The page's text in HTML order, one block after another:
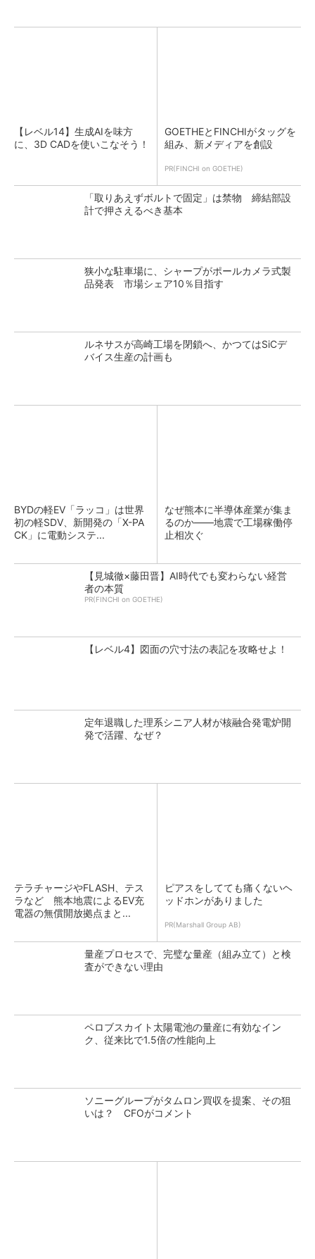
【レベル14】生成AIを味方
に、3D CADを使いこなそう！
GOETHEとFINCHIがタッグを
組み、新メディアを創設
PR(FINCHI on GOETHE)
「取りあえずボルトで固定」は禁物 締結部設
計で押さえるべき基本
狭小な駐車場に、シャープがポールカメラ式製
品発表 市場シェア10％目指す
ルネサスが高崎工場を閉鎖へ、かつてはSiCデ
バイス生産の計画も
BYDの軽EV「ラッコ」は世界
初の軽SDV、新開発の「X-PA
CK」に電動システ...
なぜ熊本に半導体産業が集ま
るのか――地震で工場稼働停
止相次ぐ
【見城徹×藤田晋】AI時代でも変わらない経営
者の本質
PR(FINCHI on GOETHE)
【レベル4】図面の穴寸法の表記を攻略せよ！
定年退職した理系シニア人材が核融合発電炉開
発で活躍、なぜ？
テラチャージやFLASH、テス
ラなど 熊本地震によるEV充
電器の無償開放拠点まと...
ピアスをしてても痛くないヘ
ッドホンがありました
PR(Marshall Group AB)
量産プロセスで、完璧な量産（組み立て）と検
査ができない理由
ペロブスカイト太陽電池の量産に有効なイン
ク、従来比で1.5倍の性能向上
ソニーグループがタムロン買収を提案、その狙
いは？ CFOがコメント